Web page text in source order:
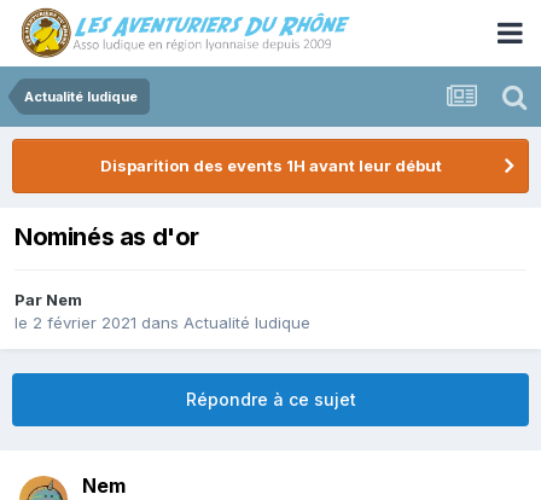
Actualité ludique
Disparition des events 1H avant leur début
Nominés as d'or
Par Nem
le 2 février 2021 dans Actualité ludique
Répondre à ce sujet
Nem